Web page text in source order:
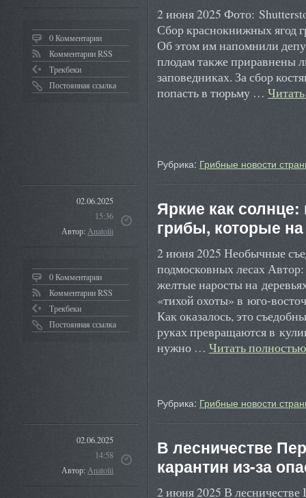
0 Комментарии
Комментарии RSS
Трекбеки
Постоянная ссылка
2 июня 2025 Фото:
Сбор краснокнижных ягод
Об этом им напомнили
плодам также приравнены
заповедниках. За сбор
попасть в тюрьму …
Рубрика: Грибные новости
02.06.2025
15:36
Автор:Anatolii
0 Комментарии
Комментарии RSS
Трекбеки
Постоянная ссылка
Яркие как
грибы, которые
2 июня 2025 Необычные
подмосковных лесах
желтые наросты на
«тихой охоты» в юго-
Как оказалось, это
руках превращаются в
нужно … Читать
Рубрика: Грибные новости
02.06.2025
14:58
Автор:Anatolii
В лесничестве
карантин из-за
2 июня 2025 В лесничестве